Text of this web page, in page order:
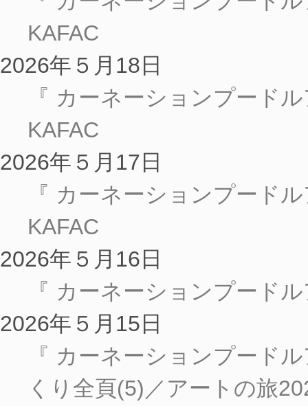
KAFAC
2026年５月18日
『 カーネーションプード
KAFAC
2026年５月17日
『 カーネーションプード
KAFAC
2026年５月16日
『 カーネーションプード
2026年５月15日
『 カーネーションプード
くり全頁(5)／アートの旅